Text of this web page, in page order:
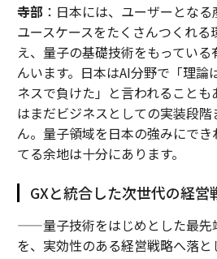
寺部 ：日本には、ユーザーとなる
ユースケースをたくさんつくれる
え、量子の基礎技術をもってい
んいます。日本はAI分野で「理論
ネスで負けた」と言われること
はまだビジネスとしての実装段
ん。量子領域を日本の強みにで
てる余地は十分にあります。
GXと統合した次世代の経営
——量子技術をはじめとした最先
を、実効性のある経営戦略へ落